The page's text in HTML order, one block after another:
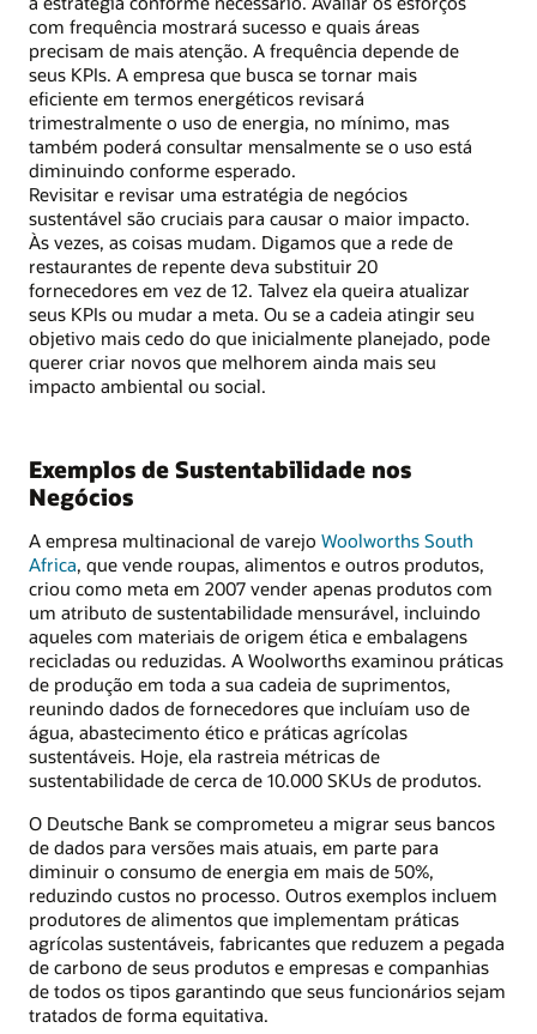
com frequência mostrará sucesso e quais áreas
precisam de mais atenção. A frequência depende de
seus KPIs. A empresa que busca se tornar mais
eficiente em termos energéticos revisará
trimestralmente o uso de energia, no mínimo, mas
também poderá consultar mensalmente se o uso está
diminuindo conforme esperado.
Revisitar e revisar uma estratégia de negócios
sustentável são cruciais para causar o maior impacto.
Às vezes, as coisas mudam. Digamos que a rede de
restaurantes de repente deva substituir 20
fornecedores em vez de 12. Talvez ela queira atualizar
seus KPIs ou mudar a meta. Ou se a cadeia atingir seu
objetivo mais cedo do que inicialmente planejado, pode
querer criar novos que melhorem ainda mais seu
impacto ambiental ou social.
Exemplos de Sustentabilidade nos
Negócios
A empresa multinacional de varejo Woolworths South
Africa, que vende roupas, alimentos e outros produtos,
criou como meta em 2007 vender apenas produtos com
um atributo de sustentabilidade mensurável, incluindo
aqueles com materiais de origem ética e embalagens
recicladas ou reduzidas. A Woolworths examinou práticas
de produção em toda a sua cadeia de suprimentos,
reunindo dados de fornecedores que incluíam uso de
água, abastecimento ético e práticas agrícolas
sustentáveis. Hoje, ela rastreia métricas de
sustentabilidade de cerca de 10.000 SKUs de produtos.
O Deutsche Bank se comprometeu a migrar seus bancos
de dados para versões mais atuais, em parte para
diminuir o consumo de energia em mais de 50%,
reduzindo custos no processo. Outros exemplos incluem
produtores de alimentos que implementam práticas
agrícolas sustentáveis, fabricantes que reduzem a pegada
de carbono de seus produtos e empresas e companhias
de todos os tipos garantindo que seus funcionários sejam
tratados de forma equitativa.